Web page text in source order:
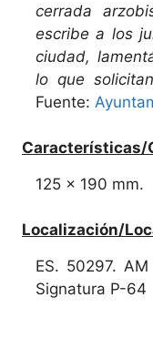
cerrada
escribe a los
ciudad,
lo que
Fuente:
Características/
125 x 190 mm.
Localización/
ES. 50297.
Signatura P-64